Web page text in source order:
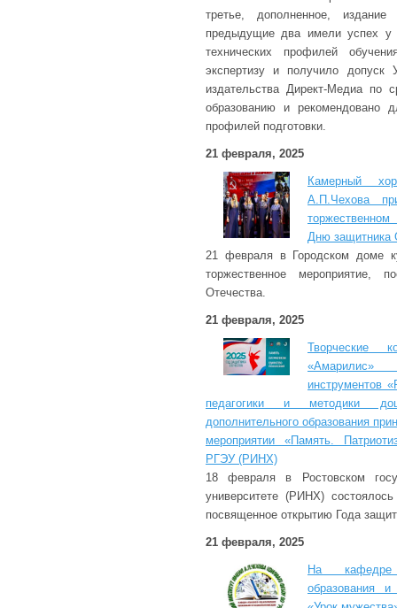
третье, дополненное, издание
предыдущие два имели успех у
технических профилей
экспертизу и получило допуск
издательства Директ-Медиа по
образованию и рекомендовано
профилей подготовки.
21 февраля, 2025
Камерный
А.П.Чехова
Дню защитника
21 февраля в Городском доме
торжественное мероприятие,
Отечества.
21 февраля, 2025
Творческие
инструментов
педагогики и методики
дополнительного образования
мероприятии «Память.
РГЭУ (РИНХ)
18 февраля в Ростовском
университете (РИНХ)
посвященное открытию Года
21 февраля, 2025
На кафедре
образования